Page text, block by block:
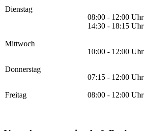
Dienstag
08:00 - 12:00 Uhr
14:30 - 18:15 Uhr
Mittwoch
10:00 - 12:00 Uhr
Donnerstag
07:15 - 12:00 Uhr
Freitag 08:00 - 12:00 Uhr